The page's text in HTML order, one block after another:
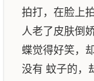
拍打，在脸上
人老了皮肤倒
蝶觉得好笑，
没有 蚊子的，